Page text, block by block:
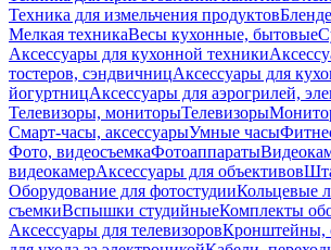
Техника для измельчения продуктов
Мелкая техникаВесы кухонные, бытовые
Аксессуары для кухонной техники
тостеров, сэндвичницАксессуары для
йогуртницАксессуары для аэрогрилей,
Телевизоры, мониторыТелевизоры
Смарт-часы, аксессуарыУмные часы
Фото, видеосъемкаФотоаппараты
видеокамерАксессуары для объективов
Оборудование для фотостудииКольцевые
съемкиВспышки студийныеКомплекты
Аксессуары для телевизоровКронштейны,